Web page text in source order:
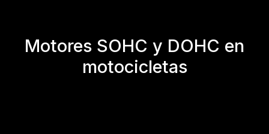
Motores SOHC y DOHC en
motocicletas